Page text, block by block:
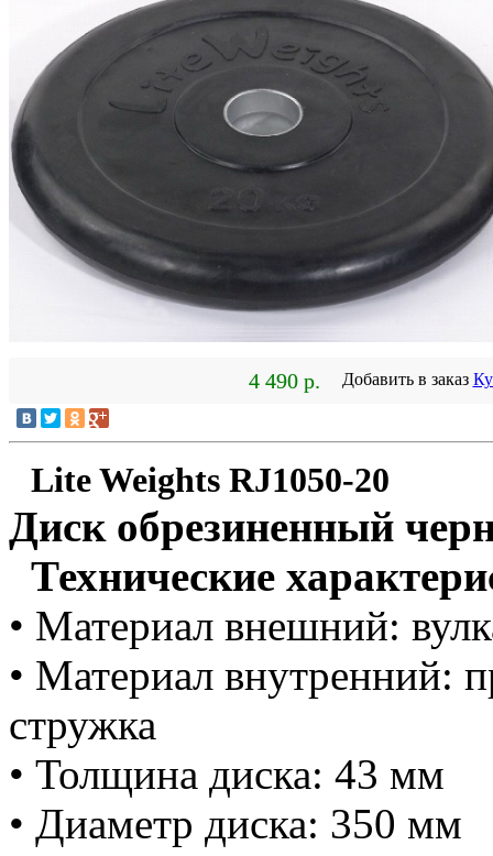
4 490 р. Добавить в заказ
Lite Weights RJ1050-20
Диск обрезиненный
Технические
• Материал внешний:
• Материал внутренний:
стружка
• Толщина диска: 43 мм
• Диаметр диска: 350 мм